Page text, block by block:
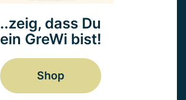
..zeig, dass Du
ein GreWi bist!
Shop